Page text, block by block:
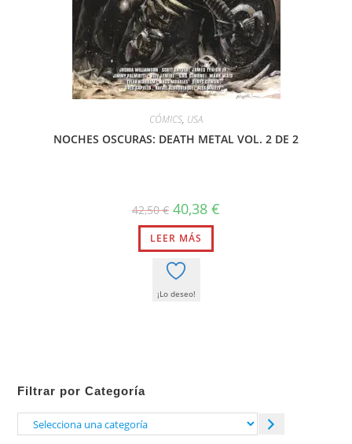
CÓMICS, USA
NOCHES OSCURAS: DEATH METAL VOL. 2 DE 2
42,50€ El
precio
original
era:
42,50 €.
40,38 €
LEER MÁS
¡Lo deseo!
Filtrar por Categoría
Selecciona